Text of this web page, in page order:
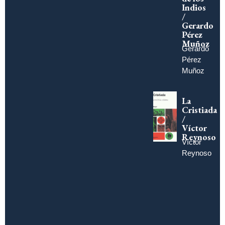
Indios
/
Gerardo
Pérez
Muñoz
Gerardo
Pérez
Muñoz
La
Cristiada
/
Víctor
Reynoso
Víctor
Reynoso